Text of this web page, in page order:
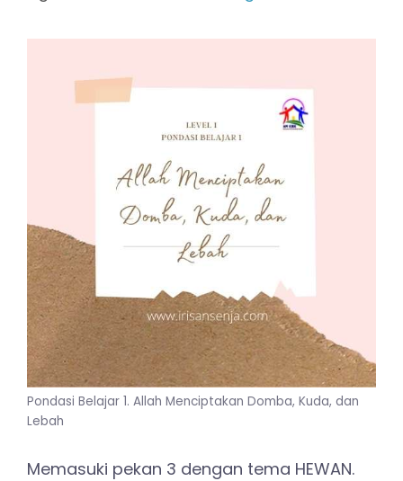
Pondasi Belajar 1. Allah Menciptakan Domba, Kuda, dan
Lebah
Memasuki pekan 3 dengan tema HEWAN.